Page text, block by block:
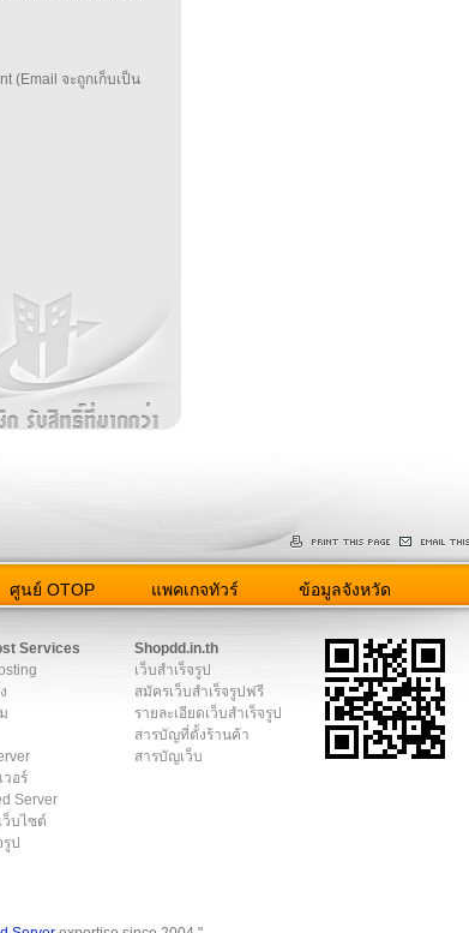
(Email จะถูกเก็บเป็น
ศูนย์ OTOP แพคเกจทัวร์ ข้อมูลจังหวัด
Services
วอร์
Server
ว็บไซต์
รูป
Shopdd.in.th
เว็บสำเร็จรูป
สมัครเว็บสำเร็จรูปฟรี
รายละเอียดเว็บสำเร็จรูป
สารบัญที่ตั้งร้านค้า
สารบัญเว็บ